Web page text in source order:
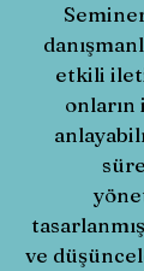
etkili
onların
ve